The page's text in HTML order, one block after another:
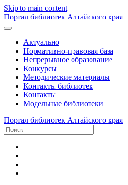
Skip to main content
Портал библиотек Алтайского края
Актуально
Нормативно-правовая база
Непрерывное образование
Конкурсы
Методические материалы
Контакты библиотек
Контакты
Модельные библиотеки
Портал библиотек Алтайского края